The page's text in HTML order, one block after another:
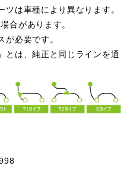
は車種により異なります。
合があります。
が必要です。
とは、純正と同じラインを通